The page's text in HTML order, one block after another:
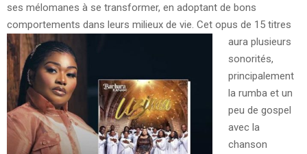
ses mélomanes à se transformer, en adoptant de bons
comportements dans leurs milieux de vie. Cet opus de 15 titres
aura plusieurs
sonorités,
principalement
la rumba et un
peu de gospel
avec la
chanson